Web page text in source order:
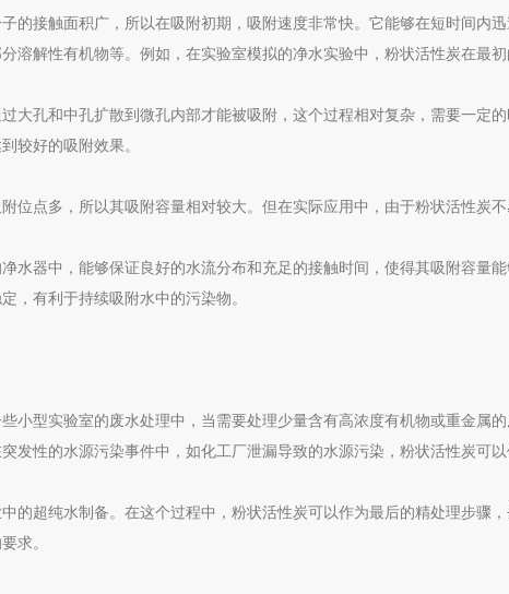
的接触面积广，所以在吸附初期，吸附速度非常快。它能够在短时间内
溶解性有机物等。例如，在实验室模拟的净水实验中，粉状活性炭在最
大孔和中孔扩散到微孔内部才能被吸附，这个过程相对复杂，需要一定
较好的吸附效果。
位点多，所以其吸附容量相对较大。但在实际应用中，由于粉状活性炭
水器中，能够保证良好的水流分布和充足的接触时间，使得其吸附容量
，有利于持续吸附水中的污染物。
小型实验室的废水处理中，当需要处理少量含有高浓度有机物或重金属
发性的水源污染事件中，如化工厂泄漏导致的水源污染，粉状活性炭可
的超纯水制备。在这个过程中，粉状活性炭可以作为最后的精处理步骤
求。